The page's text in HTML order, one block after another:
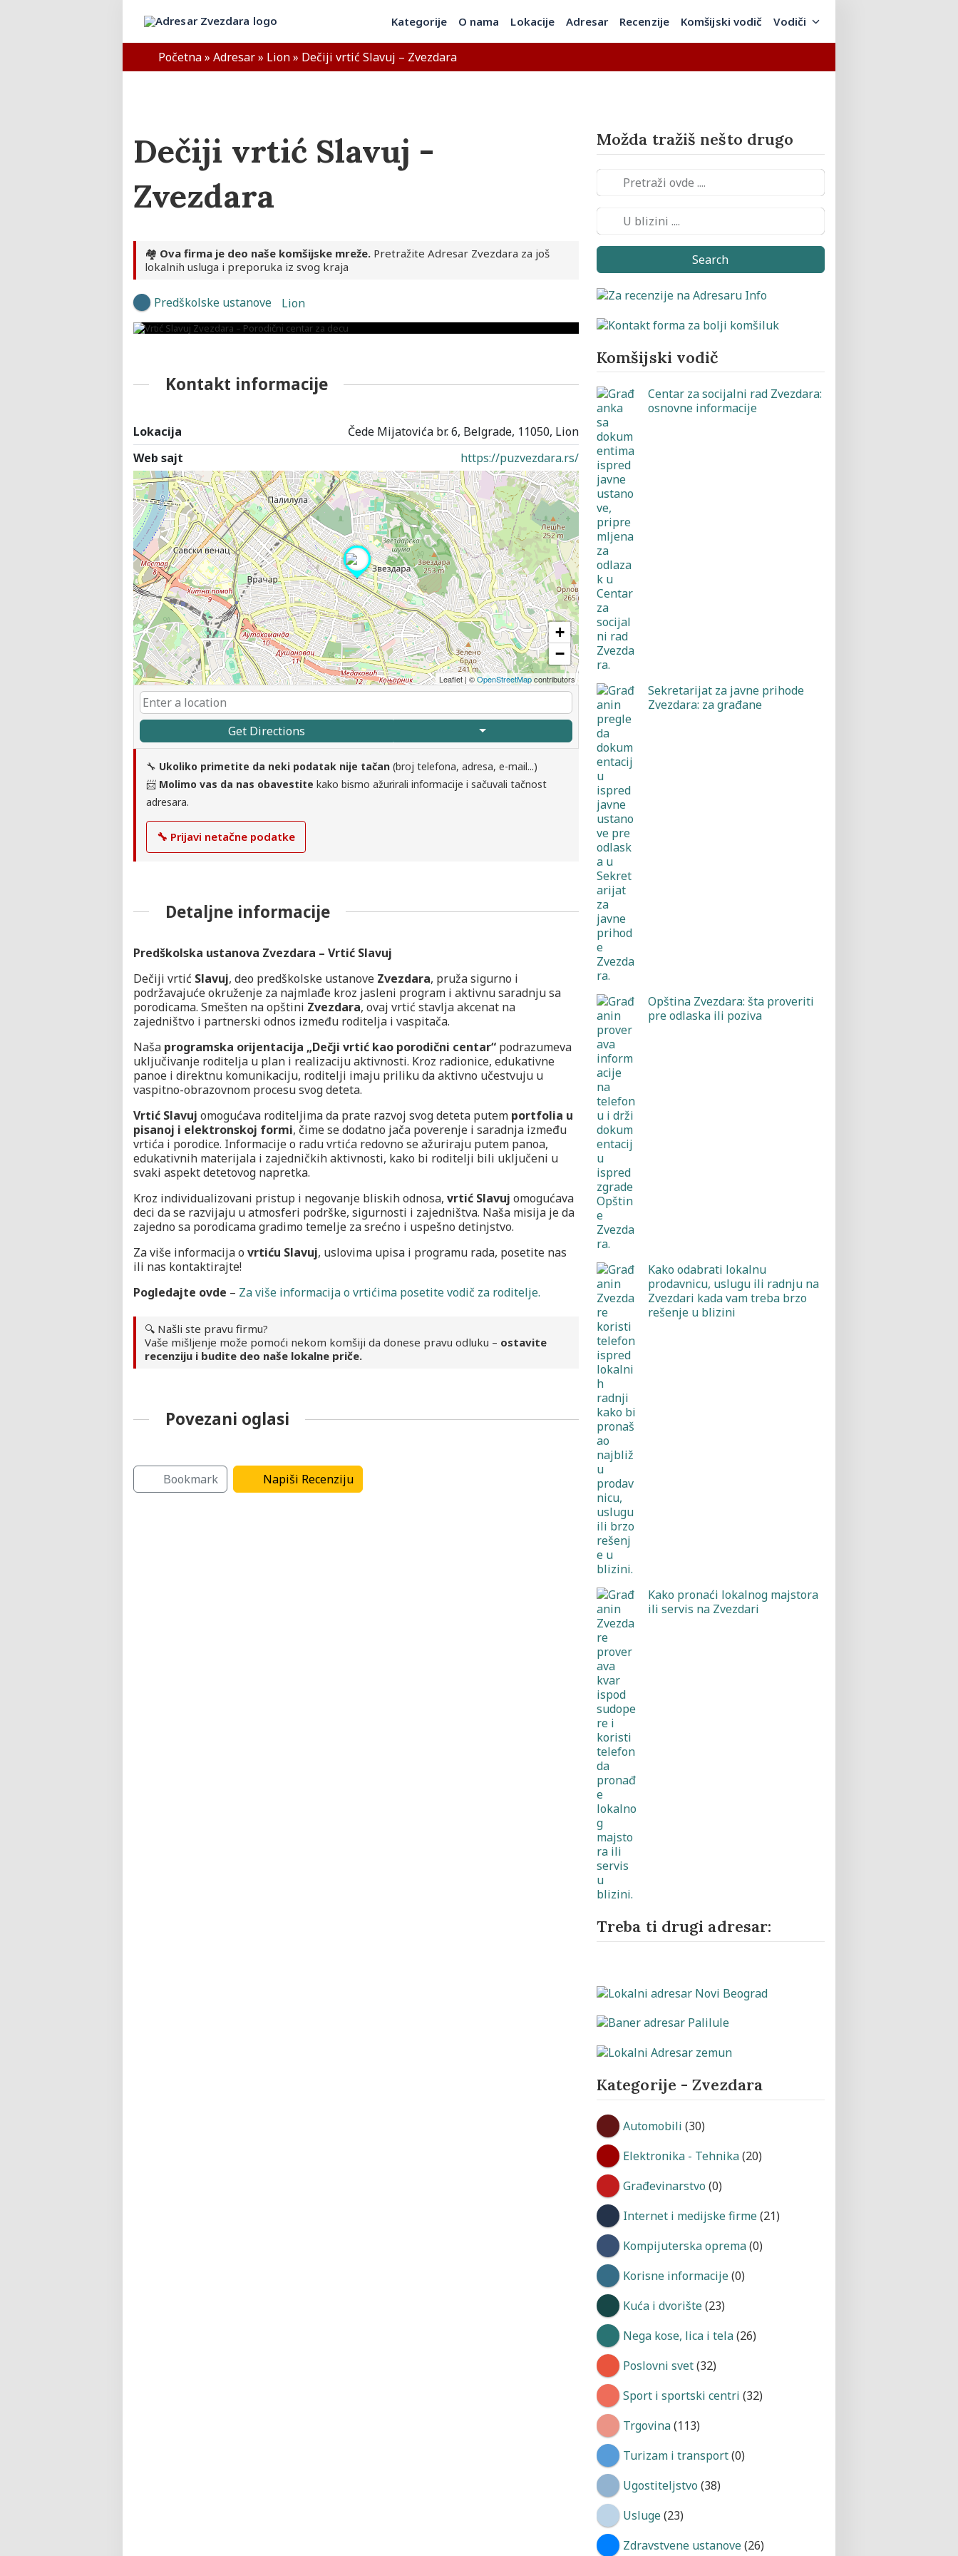
Kategorije O nama Lokacije Adresar Recenzije Komšijski vodič Vodiči
Početna» Adresar» Lion» Dečiji vrtić Slavuj – Zvezdara
Dečiji vrtić Slavuj -
Zvezdara
🏘️ Ova firma je deo naše komšijske mreže. Pretražite Adresar Zvezdara za još
lokalnih usluga i preporuka iz svog kraja
Predškolske ustanove Lion
Kontakt informacije
Lokacija
Čede Mijatovića br. 6, Belgrade, 11050, Lion
Web sajt
https://puzvezdara.rs/
+
−
Leaflet | ©OpenStreetMapcontributors
Get Directions
🔧 Ukoliko primetite da neki podatak nije tačan (broj telefona, adresa, e-mail...)
📨 Molimo vas da nas obavestite kako bismo ažurirali informacije i sačuvali tačnost
adresara.
🔧 Prijavi netačne podatke
Detaljne informacije
Predškolska ustanova Zvezdara – Vrtić Slavuj
Dečiji vrtić Slavuj, deo predškolske ustanove Zvezdara, pruža sigurno i
podržavajuće okruženje za najmlađe kroz jasleni program i aktivnu saradnju sa
porodicama. Smešten na opštini Zvezdara, ovaj vrtić stavlja akcenat na
zajedništvo i partnerski odnos između roditelja i vaspitača.
Naša programska orijentacija „Dečji vrtić kao porodični centar“ podrazumeva
uključivanje roditelja u plan i realizaciju aktivnosti. Kroz radionice, edukativne
panoe i direktnu komunikaciju, roditelji imaju priliku da aktivno učestvuju u
vaspitno-obrazovnom procesu svog deteta.
Vrtić Slavuj omogućava roditeljima da prate razvoj svog deteta putem portfolia u
pisanoj i elektronskoj formi, čime se dodatno jača poverenje i saradnja između
vrtića i porodice. Informacije o radu vrtića redovno se ažuriraju putem panoa,
edukativnih materijala i zajedničkih aktivnosti, kako bi roditelji bili uključeni u
svaki aspekt detetovog napretka.
Kroz individualizovani pristup i negovanje bliskih odnosa, vrtić Slavuj omogućava
deci da se razvijaju u atmosferi podrške, sigurnosti i zajedništva. Naša misija je da
zajedno sa porodicama gradimo temelje za srećno i uspešno detinjstvo.
Za više informacija o vrtiću Slavuj, uslovima upisa i programu rada, posetite nas
ili nas kontaktirajte!
Pogledajte ovde – Za više informacija o vrtićima posetite vodič za roditelje.
🔍 Našli ste pravu firmu?
Vaše mišljenje može pomoći nekom komšiji da donese pravu odluku – ostavite
recenziju i budite deo naše lokalne priče.
Povezani oglasi
Bookmark Napiši Recenziju
Možda tražiš nešto drugo
Search
Komšijski vodič
Centar za socijalni rad Zvezdara:
osnovne informacije
Sekretarijat za javne prihode
Zvezdara: za građane
Opština Zvezdara: šta proveriti
pre odlaska ili poziva
Kako odabrati lokalnu
prodavnicu, uslugu ili radnju na
Zvezdari kada vam treba brzo
rešenje u blizini
Kako pronaći lokalnog majstora
ili servis na Zvezdari
Treba ti drugi adresar:
Kategorije - Zvezdara
Automobili (30)
Elektronika - Tehnika(20)
Građevinarstvo (0)
Internet i medijske firme(21)
Kompijuterska oprema(0)
Korisne informacije(0)
Kuća i dvorište(23)
Nega kose, lica i tela(26)
Poslovni svet(32)
Sport i sportski centri (32)
Trgovina(113)
Turizam i transport(0)
Ugostiteljstvo (38)
Usluge(23)
Zdravstvene ustanove(26)